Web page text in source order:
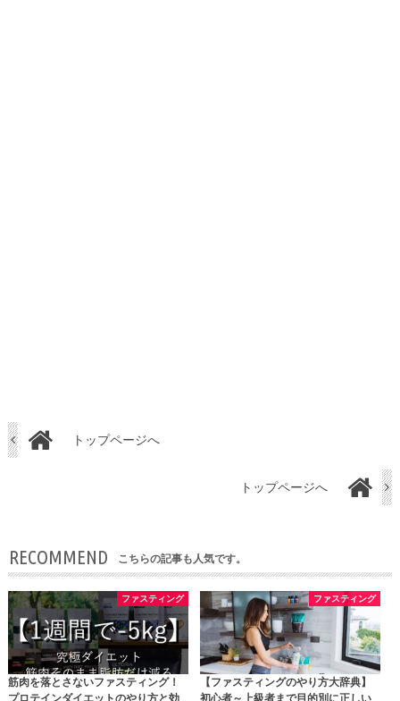
トップページへ
トップページへ
RECOMMEND こちらの記事も人気です。
ファスティング
筋肉を落とさないファスティング！
プロテインダイエットのやり方と効
ファスティング
【ファスティングのやり方大辞典】
初心者～上級者まで目的別に正しい